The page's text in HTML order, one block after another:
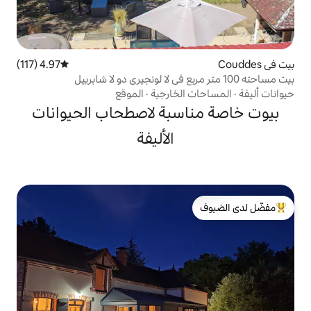
·الموقع
لاصطحاب الحيوانات
الضيوف